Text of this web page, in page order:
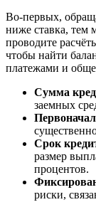
Во-первых,
ниже ставка, тем
проводите
чтобы найти
платежами и
Сумма
заемных
Срок
размер
процентов.
риски,